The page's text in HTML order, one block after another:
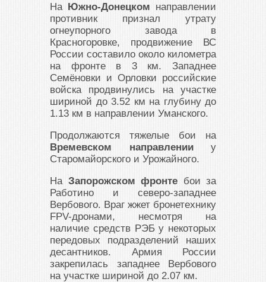
На Южно-Донецком направлении
противник признал утрату
огнеупорного завода в
Красногоровке, продвижение ВС
России составило около километра
на фронте в 3 км. Западнее
Семёновки и Орловки российские
войска продвинулись на участке
шириной до 3.52 км на глубину до
1.13 км в направлении Уманского.
Продолжаются тяжелые бои на
Времевском направленииу
Старомайорского и Урожайного.
На Запорожском фронте бои за
Работино и северо-западнее
Вербового. Враг жжет бронетехнику
FPV-дронами, несмотря на
наличие средств РЭБ у некоторых
передовых подразделений наших
десантников. Армия России
закрепилась западнее Вербового
на участке шириной до 2.07 км.